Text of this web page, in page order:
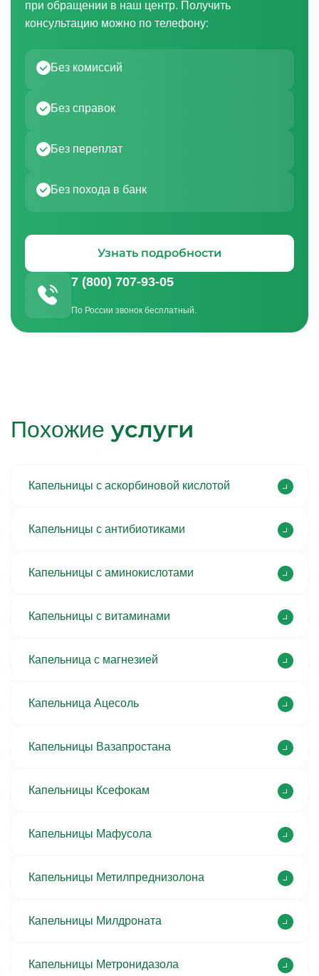
при обращении в наш центр. Получить
консультацию можно по телефону:
Узнать подробности
7 (800) 707-93-05
По России звонок бесплатный.
Без комиссий
Без справок
Без переплат
Без похода в банк
Похожие услуги
Капельницы с аскорбиновой кислотой
Капельницы с антибиотиками
Капельницы с аминокислотами
Капельницы с витаминами
Капельница с магнезией
Капельница Ацесоль
Капельницы Вазапростана
Капельницы Ксефокам
Капельницы Мафусола
Капельницы Метилпреднизолона
Капельницы Милдроната
Капельницы Метронидазола